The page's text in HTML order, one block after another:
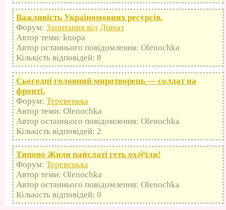
Важливість Україномовних ресурсів.
Форум: Запитання від Дівчат
Автор теми: knopa
Автор останнього повідомлення: Olenochka
Кількість відповідей: 8
Сьогодні головний миротворець — солдат на
фронті.
Форум: Теревенька
Автор теми: Olenochka
Автор останнього повідомлення: Olenochka
Кількість відповідей: 2
Типово Жиди пайслаті геть оx@їли!
Форум: Теревенька
Автор теми: Olenochka
Автор останнього повідомлення: Olenochka
Кількість відповідей: 0